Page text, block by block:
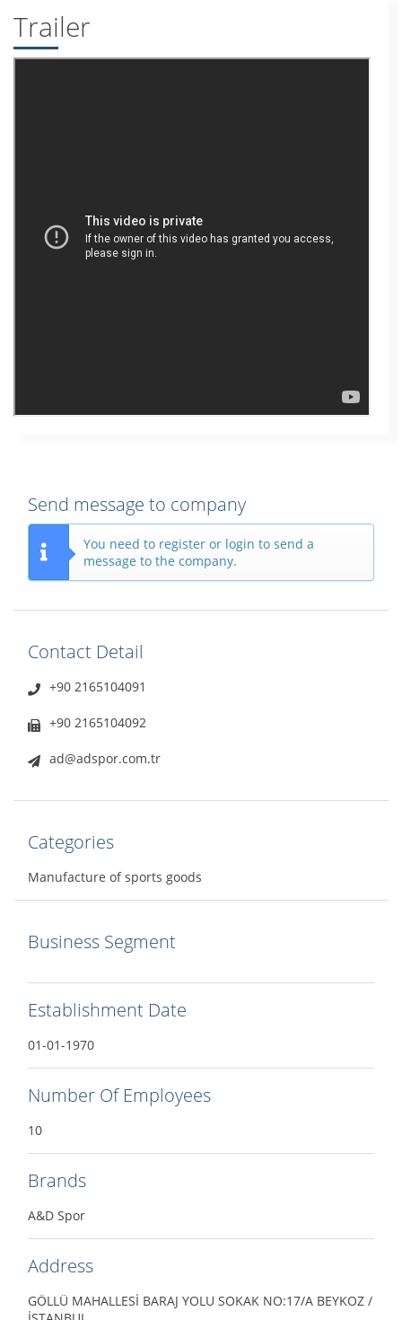
Trailer
Send message to company
You need to register or login to send a
message to the company.
Contact Detail
+90 2165104091
+90 2165104092
ad@adspor.com.tr
Categories
Manufacture of sports goods
Business Segment
Establishment Date
01-01-1970
Number Of Employees
10
Brands
A&D Spor
Address
GÖLLÜ MAHALLESİ BARAJ YOLU SOKAK NO:17/A BEYKOZ /